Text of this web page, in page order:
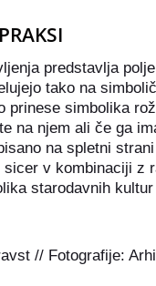
predstavlja
tako na
prinese simbolika
na njem ali če ga
na spletni
v kombinaciji z
starodavnih
// Fotografije: